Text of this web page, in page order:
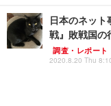
日本のネッ
戦』敗戦国の
調査・レポート
2020.8.20 Thu